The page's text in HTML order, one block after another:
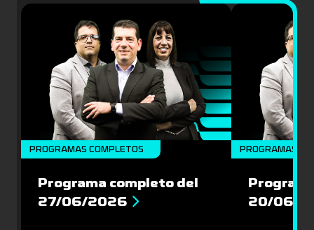
PROGRAMAS COMPLETOS
Programa completo del
27/06/2026
PROGRAMAS
20/06/